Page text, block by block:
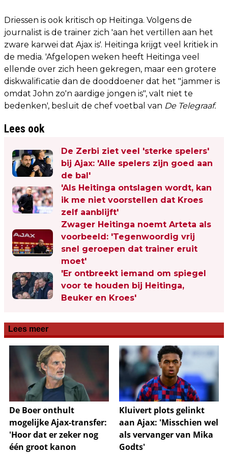
Driessen is ook kritisch op Heitinga. Volgens de
journalist is de trainer zich 'aan het vertillen aan het
zware karwei dat Ajax is'. Heitinga krijgt veel kritiek in
de media. 'Afgelopen weken heeft Heitinga veel
ellende over zich heen gekregen, maar een grotere
diskwalificatie dan de dooddoener dat het "jammer is
omdat John zo'n aardige jongen is", valt niet te
bedenken', besluit de chef voetbal van De Telegraaf.
Lees ook
De Zerbi ziet veel 'sterke spelers'
bij Ajax: 'Alle spelers zijn goed aan
de bal'
'Als Heitinga ontslagen wordt, kan
ik me niet voorstellen dat Kroes
zelf aanblijft'
Zwager Heitinga noemt Arteta als
voorbeeld: 'Tegenwoordig vrij
snel geroepen dat trainer eruit
moet'
'Er ontbreekt iemand om spiegel
voor te houden bij Heitinga,
Beuker en Kroes'